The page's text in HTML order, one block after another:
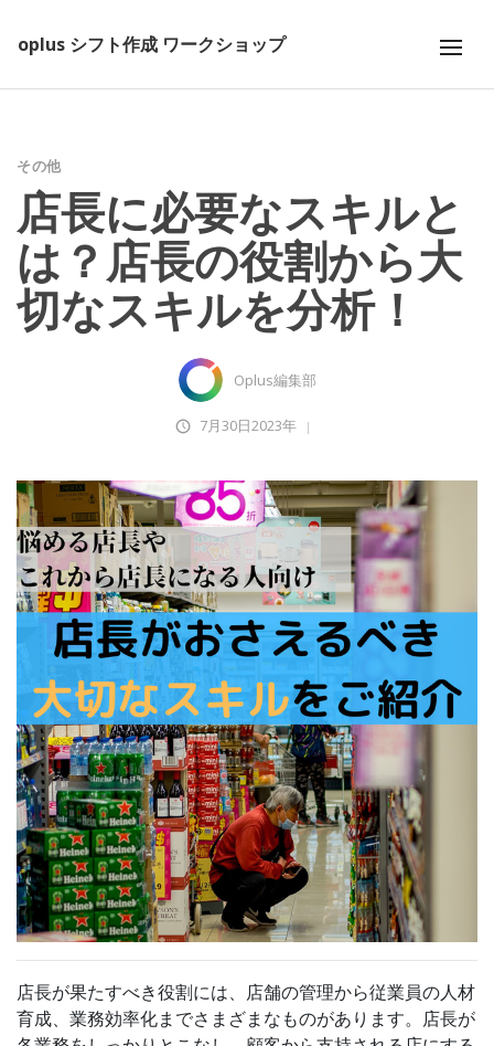
oplus シフト作成 ワークショップ
その他
店長に必要なスキルと
は？店長の役割から大
切なスキルを分析！
Oplus編集部
7月30日2023年
店長が果たすべき役割には、店舗の管理から従業員の人材
育成、業務効率化までさまざまなものがあります。店長が